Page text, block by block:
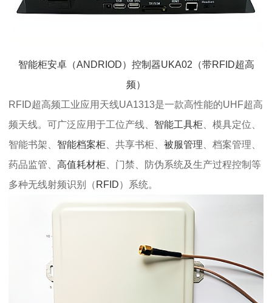
智能柜安卓（ANDRIOD）控制器UKA02（带RFID超高
频）
RFID超高频工业应用天线UA1313是一款高性能的UHF超高
频天线。可广泛应用于工位产线、 智能工具柜 、模具定位、
智能书架、 智能档案柜 、共享书柜、 被服管理 、档案管理、
药品监管、 高值耗材柜 、门禁、防伪系统及生产过程控制等
多种无线射频识别（ RFID）系统。